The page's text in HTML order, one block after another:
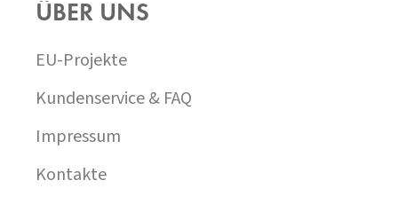
ÜBER UNS
EU-Projekte
Kundenservice & FAQ
Impressum
Kontakte